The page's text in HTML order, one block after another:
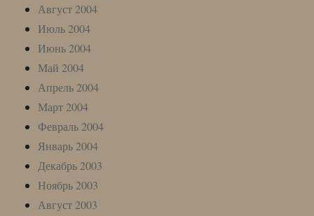
Август 2004
Июль 2004
Июнь 2004
Май 2004
Апрель 2004
Март 2004
Февраль 2004
Январь 2004
Декабрь 2003
Ноябрь 2003
Август 2003